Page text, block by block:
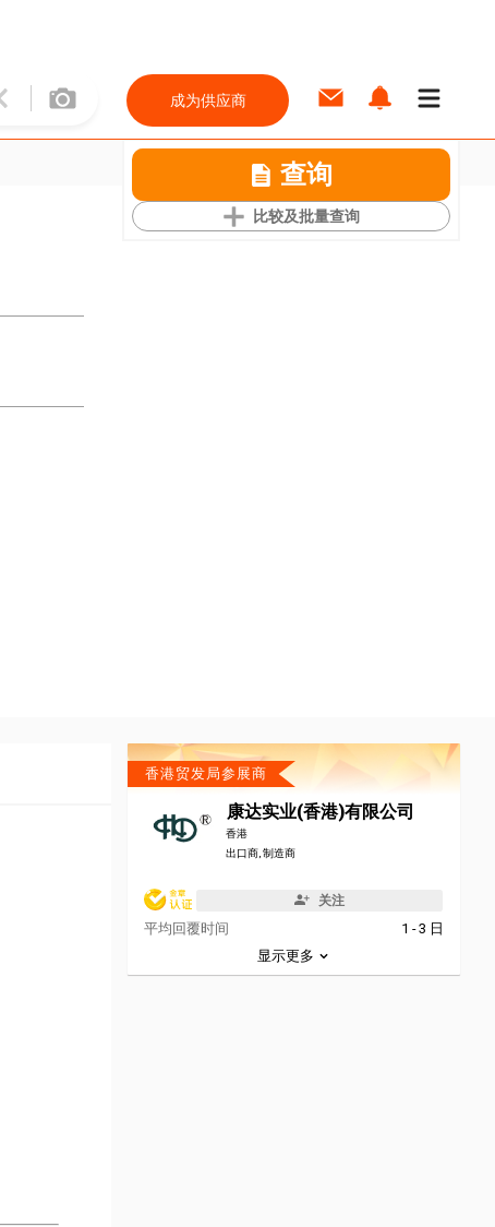
成为供应商
查询
比较及批量查询
香港贸发局参展商
康达实业(香港)有限公司
香港
出口商, 制造商
关注
平均回覆时间
1 - 3 日
显示更多